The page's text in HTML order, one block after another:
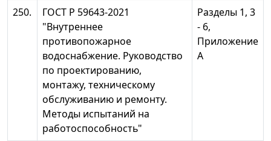
250.
ГОСТ Р 59643-2021
"Внутреннее
противопожарное
водоснабжение. Руководство
по проектированию,
монтажу, техническому
обслуживанию и ремонту.
Методы испытаний на
работоспособность"
Разделы 1, 3
- 6,
Приложение
А